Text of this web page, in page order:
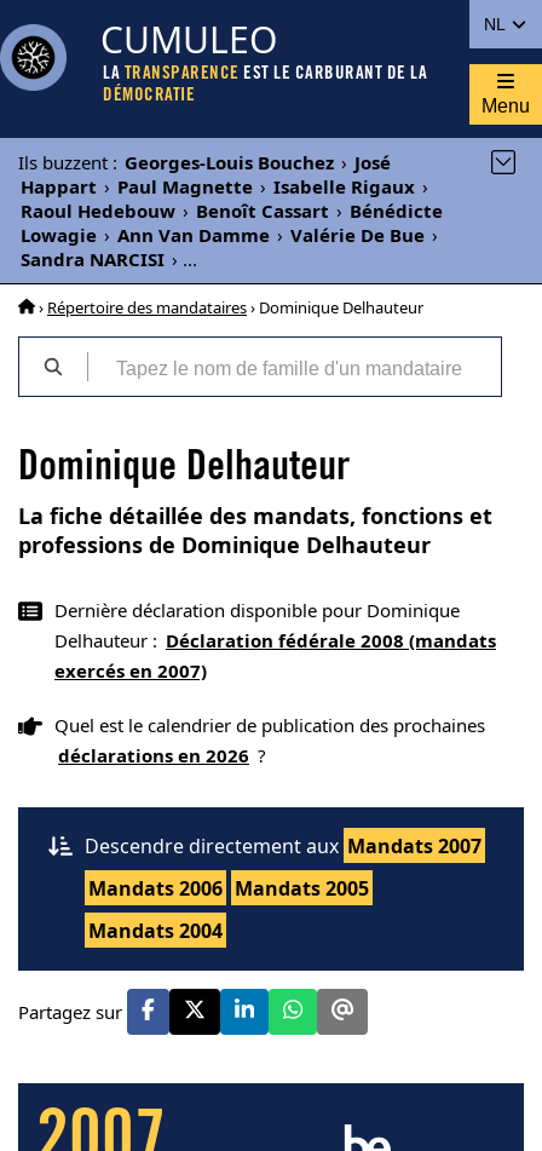
NL
CUMULEO
LA TRANSPARENCE EST LE CARBURANT DE LA
DÉMOCRATIE
Menu
Ils buzzent : Georges-Louis Bouchez › José
Happart › Paul Magnette › Isabelle Rigaux ›
Raoul Hedebouw › Benoît Cassart › Bénédicte
Lowagie › Ann Van Damme › Valérie De Bue ›
Sandra NARCISI › ...
› Répertoire des mandataires› Dominique Delhauteur
Dominique Delhauteur
La fiche détaillée des mandats, fonctions et
professions de Dominique Delhauteur
Dernière déclaration disponible pour Dominique
Delhauteur : Déclaration fédérale 2008 (mandats
exercés en 2007)
Quel est le calendrier de publication des prochaines
déclarations en 2026 ?
Descendre directement aux Mandats 2007
Mandats 2006 Mandats 2005
Mandats 2004
Partagez sur